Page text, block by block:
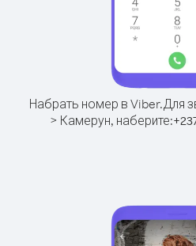
Набрать номер в Viber.Для
> Камерун, наберите:+